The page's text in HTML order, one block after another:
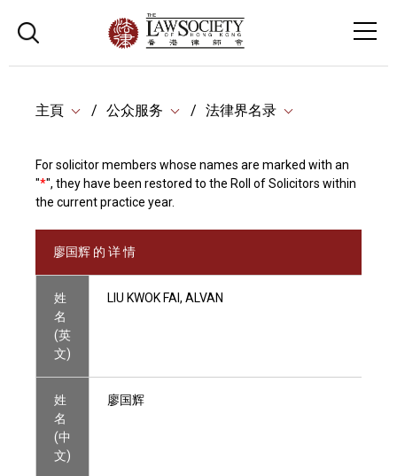
主頁 公众服务 法律界名录
For solicitor members whose names are marked with an
"*", they have been restored to the Roll of Solicitors within
the current practice year.
廖国辉 的 详 情
姓
名
(英
文)
LIU KWOK FAI, ALVAN
姓
名
(中
文)
廖国辉